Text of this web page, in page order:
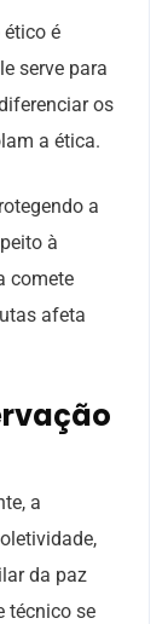
ético é
serve para
os
a ética.
a
à
comete
afeta
a
da paz
técnico se